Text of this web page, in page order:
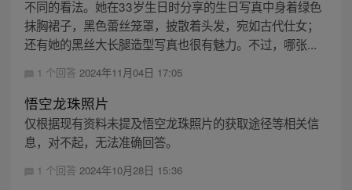
不同的看法。她在33岁生日时分享的生日写真中身着绿色
抹胸裙子，黑色蕾丝笼罩，披散着头发，宛如古代仕女；
还有她的黑丝大长腿造型写真也很有魅力。不过，哪张...
1 个回答 2024年11月04日 17:05
悟空龙珠照片
仅根据现有资料未提及悟空龙珠照片的获取途径等相关信
息，对不起，无法准确回答。
1 个回答 2024年10月28日 15:36